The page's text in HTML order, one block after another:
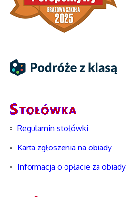
Regulamin stołówki
Karta zgłoszenia na obiady
Informacja o opłacie za obiady